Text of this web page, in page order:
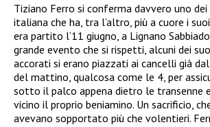
Tiziano Ferro si conferma davvero uno
italiana che ha, tra l’altro, più a cuore i
era partito l’11 giugno, a Lignano
grande evento che si rispetti, alcuni dei
accorati si erano piazzati ai cancelli già
del mattino, qualcosa come le 4, per
sotto il palco appena dietro le transenne
vicino il proprio beniamino. Un sacrificio,
avevano sopportato più che volentieri.